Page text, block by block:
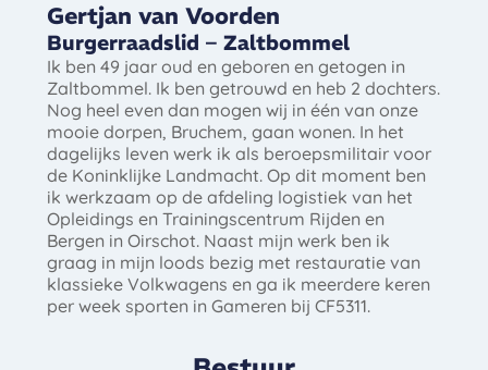
Gertjan van Voorden
Burgerraadslid – Zaltbommel
Ik ben 49 jaar oud en geboren en getogen in
Zaltbommel. Ik ben getrouwd en heb 2 dochters.
Nog heel even dan mogen wij in één van onze
mooie dorpen, Bruchem, gaan wonen. In het
dagelijks leven werk ik als beroepsmilitair voor
de Koninklijke Landmacht. Op dit moment ben
ik werkzaam op de afdeling logistiek van het
Opleidings en Trainingscentrum Rijden en
Bergen in Oirschot. Naast mijn werk ben ik
graag in mijn loods bezig met restauratie van
klassieke Volkwagens en ga ik meerdere keren
per week sporten in Gameren bij CF5311.